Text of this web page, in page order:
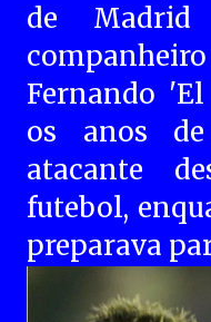
de Madrid
Fernando
os anos
atacante
futebol,
preparava